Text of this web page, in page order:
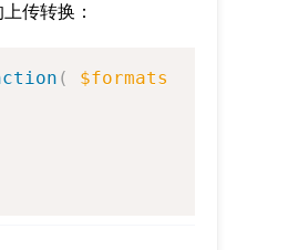
传转换：
(
$formats